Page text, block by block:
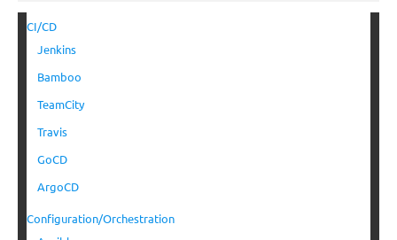
CI/CD
Jenkins
Bamboo
TeamCity
Travis
GoCD
ArgoCD
Configuration/Orchestration